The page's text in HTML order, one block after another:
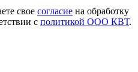
свое согласие на обработку
с политикой ООО КВТ.